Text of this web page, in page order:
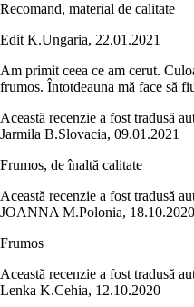
Recomand, material de calitate
Edit K.Ungaria, 22.01.2021
Am primit ceea ce am cerut.
frumos. Întotdeauna mă face să
Această recenzie a fost tradusă
Jarmila B.Slovacia, 09.01.2021
Frumos, de înaltă calitate
Această recenzie a fost tradusă
JOANNA M.Polonia, 18.10.2020
Frumos
Această recenzie a fost tradusă
Lenka K.Cehia, 12.10.2020